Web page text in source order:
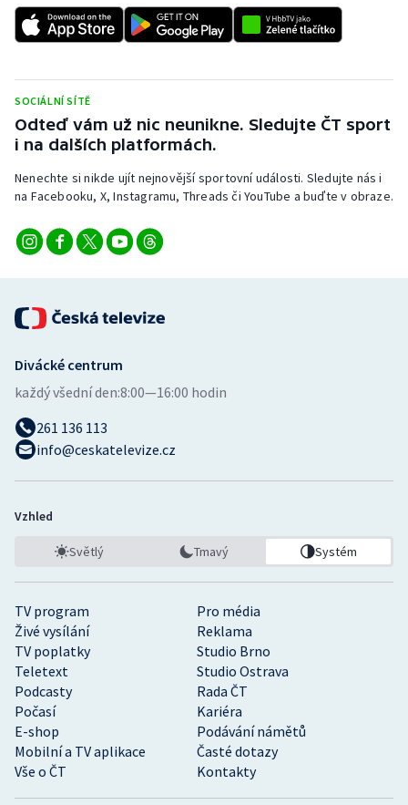
Triatlon
Vodní slalom
Volejbal
SOCIÁLNÍ SÍTĚ
Odteď vám už nic neunikne. Sledujte ČT sport
i na dalších platformách.
Nenechte si nikde ujít nejnovější sportovní události. Sledujte nás i
na Facebooku, X, Instagramu, Threads či YouTube a buďte v obraze.
TV program
Pro média
Živé vysílání
Reklama
TV poplatky
Studio Brno
Teletext
Studio Ostrava
Podcasty
Rada ČT
Počasí
Kariéra
E-shop
Podávání námětů
Mobilní a TV aplikace
Časté dotazy
Vše o ČT
Kontakty
Divácké centrum
každý všední den:8:00—16:00 hodin
261 136 113
info@ceskatelevize.cz
Vzhled
Světlý Tmavý Systém